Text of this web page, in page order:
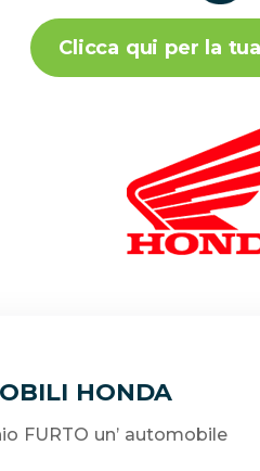
Clicca qui per la
HONDA
FURTO un’ automobile